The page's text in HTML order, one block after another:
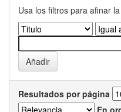
Usa los filtros para afinar
Resultados por página
En